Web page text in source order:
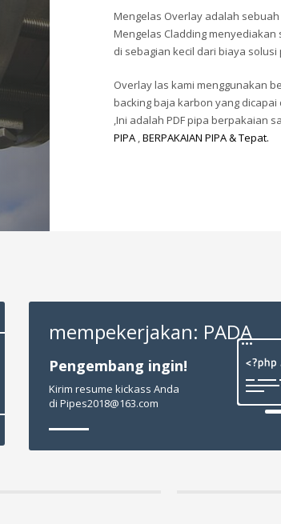
Mengelas Overlay adalah
Mengelas Cladding
di sebagian kecil dari biaya
Overlay las kami menggunakan
backing baja karbon yang
,Ini adalah PDF pipa berpakaian
PIPA ,BERPAKAIAN PIPA & Tepat.
mempekerjakan: PADA
Pengembang ingin!
Kirim resume kickass Anda
di Pipes2018@163.com